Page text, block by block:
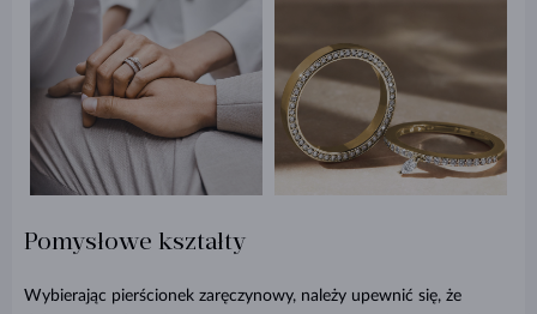
Pomysłowe kształty
Wybierając pierścionek zaręczynowy, należy upewnić się, że